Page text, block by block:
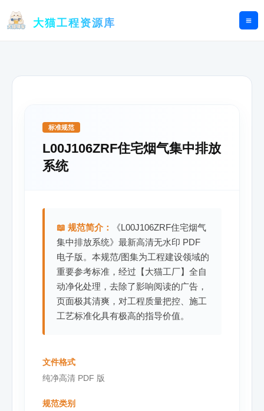
大猫工程资源库
标准规范
L00J106ZRF住宅烟气集中排放
系统
📖 规范简介：
《L00J106ZRF住宅烟气
集中排放系统》最新高清无水印 PDF
电子版。本规范/图集为工程建设领域的
重要参考标准，经过【大猫工厂】全自
动净化处理，去除了影响阅读的广告，
页面极其清爽，对工程质量把控、施工
工艺标准化具有极高的指导价值。
文件格式
纯净高清 PDF 版
规范类别